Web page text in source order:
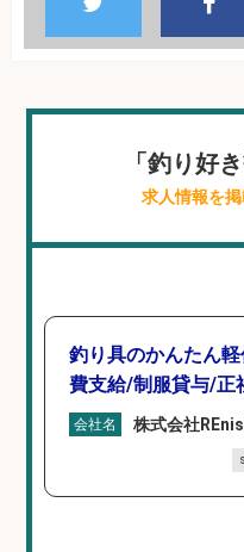
「釣り好
求人情報を
釣り具のかんたん
費支給/制服貸与/正
会社名 株式会社